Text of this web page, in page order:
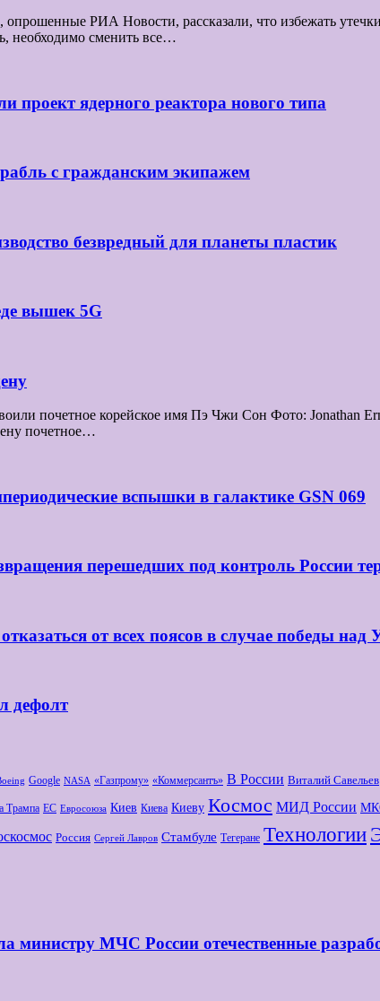
опрошенные РИА Новости, рассказали, что избежать
необходимо сменить все…
проект ядерного реактора нового типа
с гражданским экипажем
безвредный для планеты пластик
вышек 5G
почетное корейское имя Пэ Чжи Сон Фото: Jonathan
почетное…
вспышки в галактике GSN 069
перешедших под контроль России
от всех поясов в случае победы над
дефолт
Google NASA «Газпрому» «Коммерсантъ» В России Виталий Савельев
Трампа ЕС Евросоюза Киев Киева Киеву Космос МИД России
Россия Сергей Лавров Стамбуле Тегеране Технологии
министру МЧС России отечественные